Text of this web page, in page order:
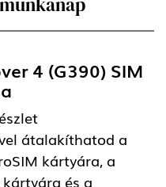
4 (G390) SIM
átalakíthatod a
kártyára, a
és a